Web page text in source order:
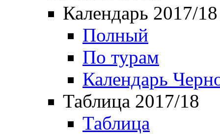
Календарь 2017/18
Полный
По турам
Календарь
Таблица 2017/18
Таблица